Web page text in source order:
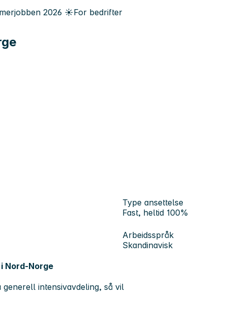
2026 ☀️For bedrifter
Type ansettelse
Fast, heltid 100%
Arbeidsspråk
Skandinavisk
Nord-Norge
intensivavdeling, så vil